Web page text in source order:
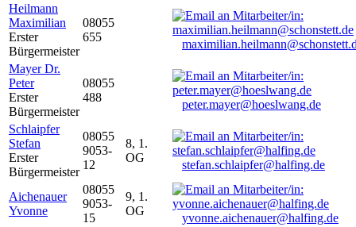
Heilmann
Maximilian
Erster
Bürgermeister
08055
655
Mayer Dr.
Peter
Erster
Bürgermeister
08055
488
peter.mayer@hoeslwang.de
Schlaipfer
Stefan
Erster
Bürgermeister
08055
9053-
12
8, 1.
OG
stefan.schlaipfer@halfing.de
Aichenauer
Yvonne
08055
9053-
15
9, 1.
OG
yvonne.aichenauer@halfing.de